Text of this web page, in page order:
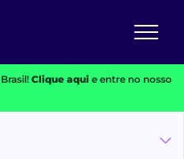
Clique aquie entre no nosso